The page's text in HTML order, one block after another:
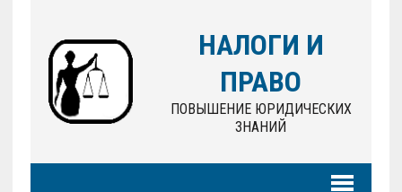
НАЛОГИ И
ПРАВО
ПОВЫШЕНИЕ ЮРИДИЧЕСКИХ
ЗНАНИЙ